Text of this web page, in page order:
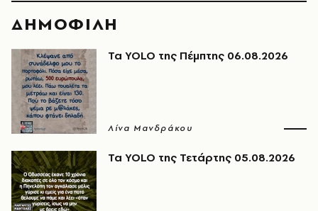
ΔΗΜΟΦΙΛΗ
Τα YOLO της Πέμπτης 06.08.2026
Λίνα Μανδράκου
Τα YOLO της Τετάρτης 05.08.2026